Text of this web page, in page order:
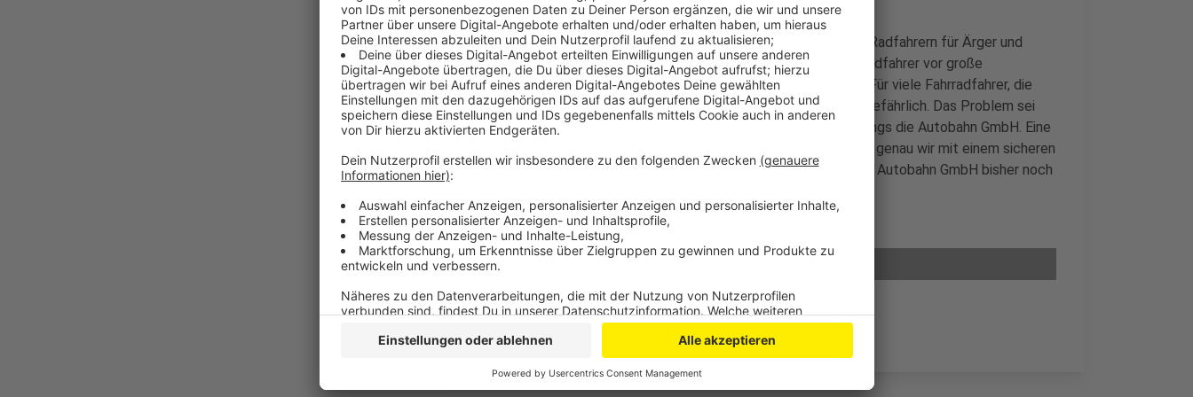
Die Umleitung von Westring Richtung Nobelstraße sorgt bei den Radfahrern für Ärger und
Frust. Steile Abhänge, Bauzäune, Schotter und Kies stellen die Radfahrer vor große
Herausforderungen. Außerdem ist die Strecke kaum beleuchtet. Für viele Fahrradfahrer, die
morgens in der Dunkelheit zur Arbeit müssen, ist das besonders gefährlich. Das Problem sei
der Stadt bereits bekannt. Zuständig für die Umleitung sei allerdings die Autobahn GmbH. Eine
bessere Beleuchtung der Strecke sei da bereits in Planung. Wann genau wir mit einem sicheren
Radweg rechnen können, bleibt unklar. Auf unsere Anfrage hat die Autobahn GmbH bisher noch
Anzeige
©Radio Leverkusen / Lina Schäfer
Anzeige